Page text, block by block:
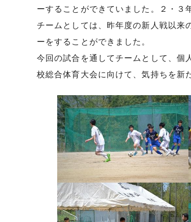
ーすることができていました。２・３
チームとしては、昨年度の新人戦以来
ーをすることができました。
今回の試合を通してチームとして、個
校総合体育大会に向けて、気持ちを新